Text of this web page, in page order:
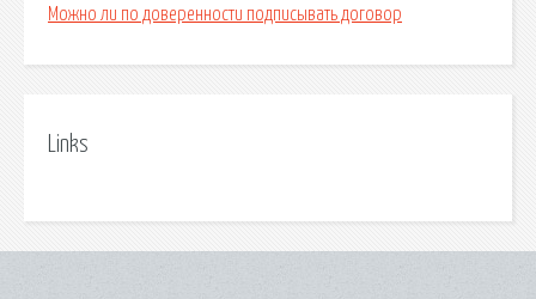
Можно ли по доверенности подписывать договор
Links